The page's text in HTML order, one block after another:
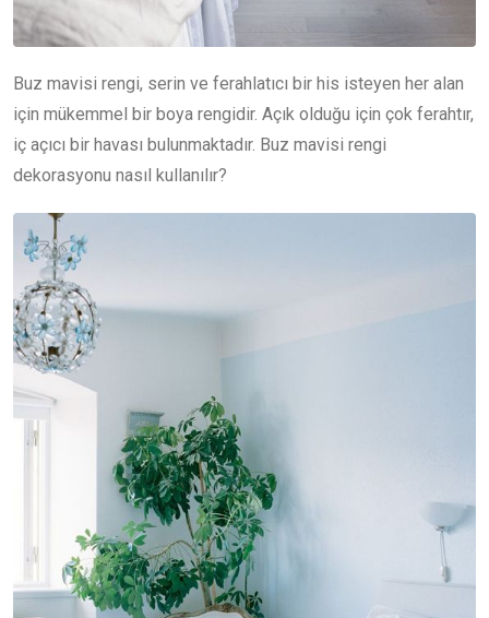
Buz mavisi rengi, serin ve ferahlatıcı bir his isteyen her alan
için mükemmel bir boya rengidir. Açık olduğu için çok ferahtır,
iç açıcı bir havası bulunmaktadır. Buz mavisi rengi
dekorasyonu nasıl kullanılır?